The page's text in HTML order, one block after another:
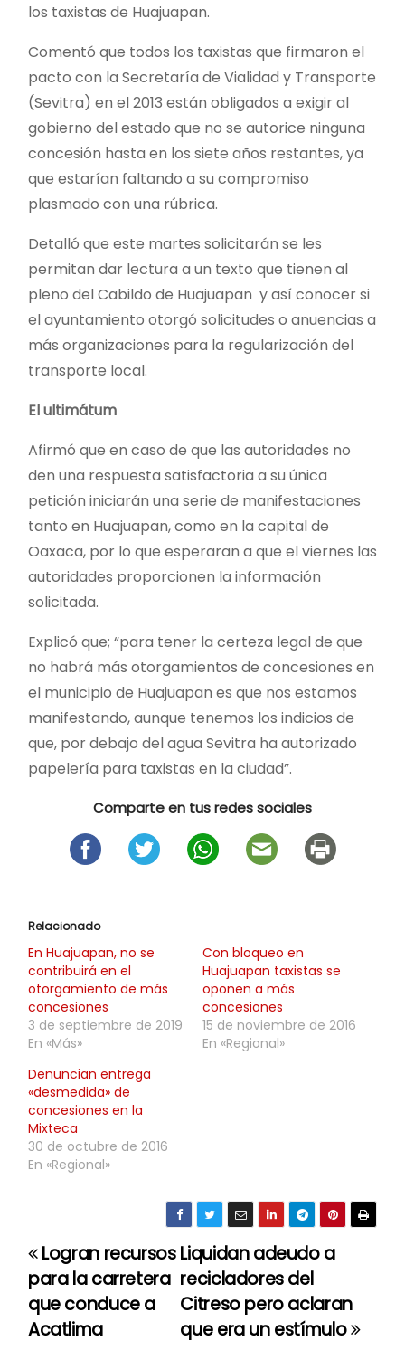
los taxistas de Huajuapan.
Comentó que todos los taxistas que firmaron el
pacto con la Secretaría de Vialidad y Transporte
(Sevitra) en el 2013 están obligados a exigir al
gobierno del estado que no se autorice ninguna
concesión hasta en los siete años restantes, ya
que estarían faltando a su compromiso
plasmado con una rúbrica.
Detalló que este martes solicitarán se les
permitan dar lectura a un texto que tienen al
pleno del Cabildo de Huajuapan y así conocer si
el ayuntamiento otorgó solicitudes o anuencias a
más organizaciones para la regularización del
transporte local.
El ultimátum
Afirmó que en caso de que las autoridades no
den una respuesta satisfactoria a su única
petición iniciarán una serie de manifestaciones
tanto en Huajuapan, como en la capital de
Oaxaca, por lo que esperaran a que el viernes las
autoridades proporcionen la información
solicitada.
Explicó que; “para tener la certeza legal de que
no habrá más otorgamientos de concesiones en
el municipio de Huajuapan es que nos estamos
manifestando, aunque tenemos los indicios de
que, por debajo del agua Sevitra ha autorizado
papelería para taxistas en la ciudad”.
Comparte en tus redes sociales
Relacionado
En Huajuapan, no se
contribuirá en el
otorgamiento de más
concesiones
3 de septiembre de 2019
En «Más»
Con bloqueo en
Huajuapan taxistas se
oponen a más
concesiones
15 de noviembre de 2016
En «Regional»
Denuncian entrega
«desmedida» de
concesiones en la
Mixteca
30 de octubre de 2016
En «Regional»
N
a
v
Liquidan adeudo a
recicladores del
Citreso pero aclaran
que era un estímulo
Logran recursos
para la carretera
que conduce a
Acatlima